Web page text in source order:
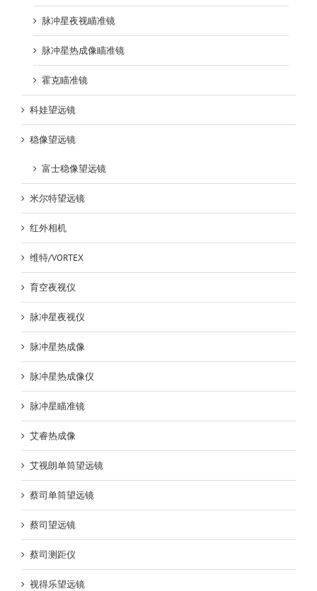
脉冲星夜视瞄准镜
脉冲星热成像瞄准镜
霍克瞄准镜
科娃望远镜
稳像望远镜
富士稳像望远镜
米尔特望远镜
红外相机
维特/VORTEX
育空夜视仪
脉冲星夜视仪
脉冲星热成像
脉冲星热成像仪
脉冲星瞄准镜
艾睿热成像
艾视朗单筒望远镜
蔡司单筒望远镜
蔡司望远镜
蔡司测距仪
视得乐望远镜